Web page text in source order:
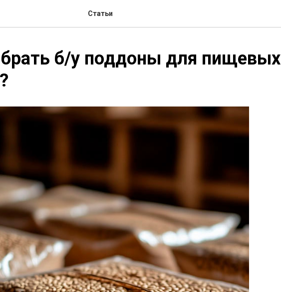
Статьи
б/у поддоны для пищевых